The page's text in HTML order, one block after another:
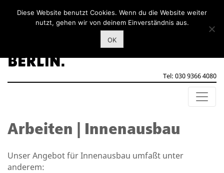
Tel: 030 9366 4080
Arbeiten | Innenausbau
Unser Angebot für Innenausbau umfaßt unter
anderem:
Diese Website benutzt Cookies. Wenn du die Website weiter
nutzt, gehen wir von deinem Einverständnis aus.
OK